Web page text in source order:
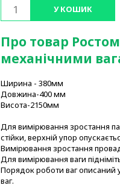
У КОШИК
Про товар
механічними
Ширина - 380мм
Довжина-400 мм
Висота-2150мм
Для вимірювання зростання
стійки, верхній упор
Вимірювання зростання
Для вимірювання ваги
Порядок роботи ваг описаний
ваг.